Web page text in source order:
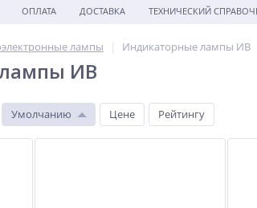
ОПЛАТА ДОСТАВКА ТЕХНИЧЕСКИЙ
лампы Индикаторные лампы ИВ
ИВ
Умолчанию Цене Рейтингу